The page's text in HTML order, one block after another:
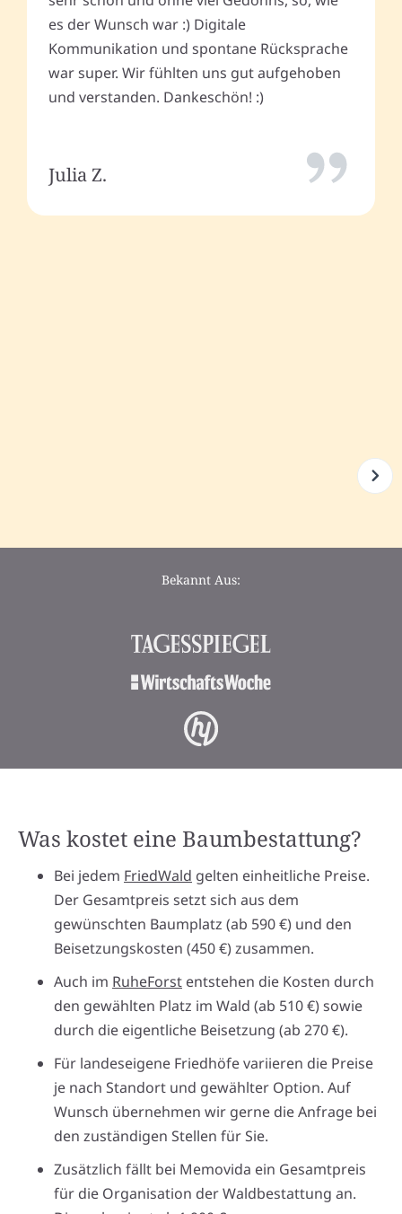
es der Wunsch war :) Digitale
Kommunikation und spontane Rücksprache
war super. Wir fühlten uns gut aufgehoben
und verstanden. Dankeschön! :)
Julia Z.
Bekannt Aus:
Was kostet eine Baumbestattung?
Bei jedem FriedWald gelten einheitliche Preise.
Der Gesamtpreis setzt sich aus dem
gewünschten Baumplatz (ab 590 €) und den
Beisetzungskosten (450 €) zusammen.
Auch im RuheForst entstehen die Kosten durch
den gewählten Platz im Wald (ab 510 €) sowie
durch die eigentliche Beisetzung (ab 270 €).
Für landeseigene Friedhöfe variieren die Preise
je nach Standort und gewählter Option. Auf
Wunsch übernehmen wir gerne die Anfrage bei
den zuständigen Stellen für Sie.
Zusätzlich fällt bei Memovida ein Gesamtpreis
für die Organisation der Waldbestattung an.